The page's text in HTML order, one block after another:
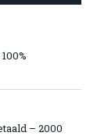
– 2000